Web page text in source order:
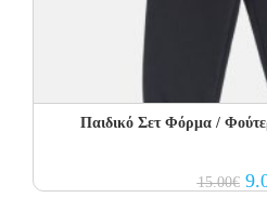
Παιδικό Σετ Φόρμα /
15.00€